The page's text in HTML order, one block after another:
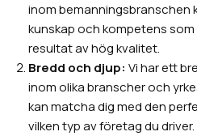
inom bemanningsbranschen
kunskap och kompetens
resultat av hög kvalitet.
Bredd och djup: Vi har ett
inom olika branscher och
kan matcha dig med den
vilken typ av företag du driver.